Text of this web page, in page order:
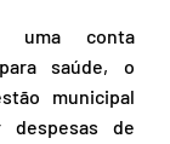
uma conta
saúde, o
municipal
despesas de